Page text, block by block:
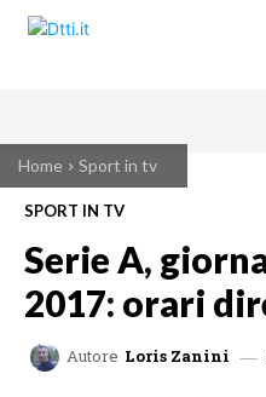
Home Sport in tv
SPORT IN TV
Serie A,
2017: orari
Autore Loris Zanini